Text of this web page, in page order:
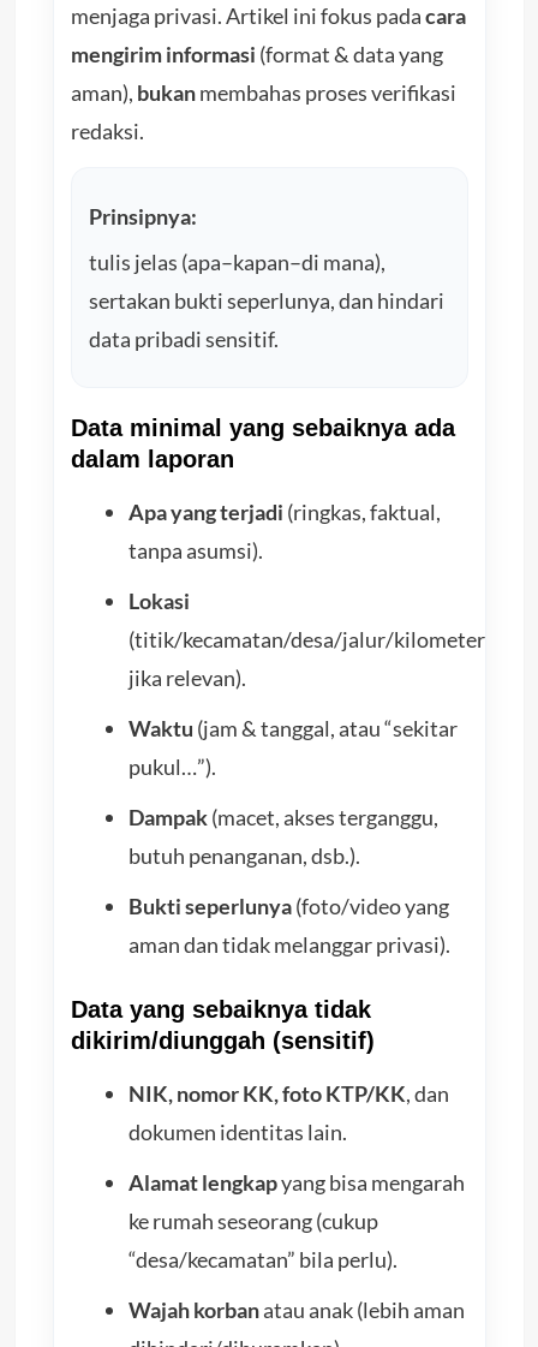
menjaga privasi. Artikel ini fokus padacara
mengirim informasi (format & data yang
aman), bukanmembahas proses verifikasi
redaksi.
Prinsipnya:
tulis jelas (apa–kapan–di mana),
sertakan bukti seperlunya, dan hindari
data pribadi sensitif.
Data minimal yang sebaiknya ada
dalam laporan
Apa yang terjadi (ringkas, faktual,
tanpa asumsi).
Lokasi
(titik/kecamatan/desa/jalur/kilometer
jika relevan).
Waktu (jam & tanggal, atau “sekitar
pukul…”).
Dampak(macet, akses terganggu,
butuh penanganan, dsb.).
Bukti seperlunya(foto/video yang
aman dan tidak melanggar privasi).
Data yang sebaiknya tidak
dikirim/diunggah (sensitif)
NIK, nomor KK, foto KTP/KK, dan
dokumen identitas lain.
Alamat lengkapyang bisa mengarah
ke rumah seseorang (cukup
“desa/kecamatan” bila perlu).
Wajah korbanatau anak (lebih aman